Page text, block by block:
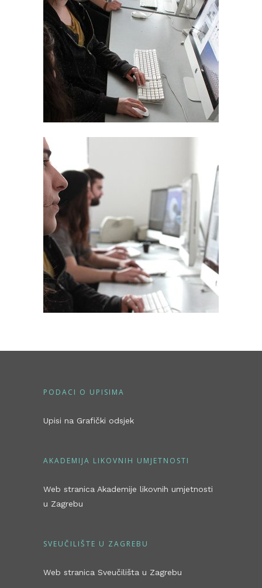
PODACI O UPISIMA
Upisi na Grafički odsjek
AKADEMIJA LIKOVNIH UMJETNOSTI
Web stranica Akademije likovnih umjetnosti
u Zagrebu
SVEUČILIŠTE U ZAGREBU
Web stranica Sveučilišta u Zagrebu